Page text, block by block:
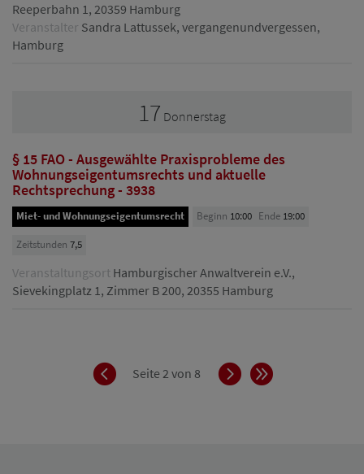
Reeperbahn 1, 20359 Hamburg
Veranstalter Sandra Lattussek, vergangenundvergessen,
Hamburg
17 Donnerstag
§ 15 FAO - Ausgewählte Praxisprobleme des
Wohnungseigentumsrechts und aktuelle
Rechtsprechung - 3938
Miet- und Wohnungseigentumsrecht Beginn 10:00 Ende 19:00
Zeitstunden 7,5
Veranstaltungsort Hamburgischer Anwaltverein e.V.,
Sievekingplatz 1, Zimmer B 200, 20355 Hamburg
ZurückSeite 2 von 8 VorwärtsEnde